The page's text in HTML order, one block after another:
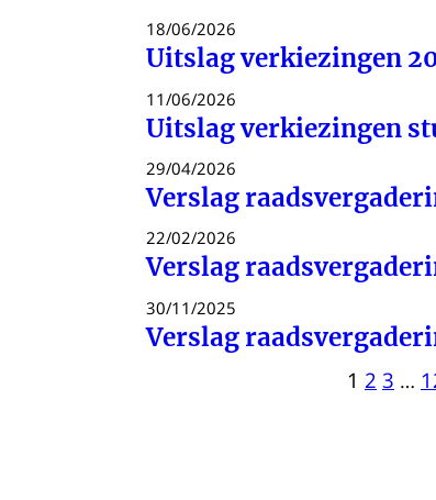
18/06/2026
Uitslag verkiezingen
11/06/2026
Uitslag verkiezingen
29/04/2026
Verslag
22/02/2026
Verslag
30/11/2025
Verslag
1 2 3 …